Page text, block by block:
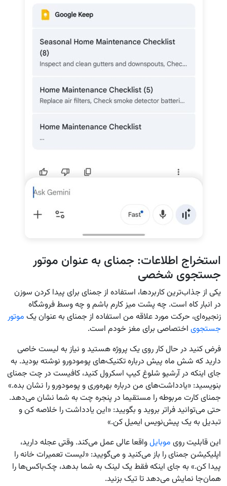
استخراج اطلاعات: جمنای به عنوان موتور
جستجوی شخصی
یکی از جذاب‌ترین کاربردها، استفاده از جمنای برای پیدا کردن سوزن
در انبار کاه است. چه پشت میز کارم باشم و چه وسط فروشگاه
زنجیره‌ای، حرکت مورد علاقه من استفاده از جمنای به عنوان یک موتور
جستجوی اختصاصی برای مغز خودم است.
فرض کنید در حال کار روی یک پروژه هستید و نیاز به لیست خاصی
دارید که شش ماه پیش درباره تکنیک‌های پومودورو نوشته بودید. به
جای اینکه در آرشیو شلوغ کیپ اسکرول کنید، کافیست در چت جمنای
بنویسید: «یادداشت‌های من درباره بهره‌وری و پومودورو را نشان بده.»
جمنای کارت مربوطه را مستقیما در پنجره چت به شما نشان می‌دهد.
حتی می‌توانید فراتر بروید و بگویید: «این یادداشت را خلاصه کن و
تبدیل به یک پیش‌نویس ایمیل کن.»
این قابلیت روی موبایلواقعا عالی عمل می‌کند. وقتی عجله دارید،
اپلیکیشن جمنای را باز می‌کنید و می‌گویید: «لیست تعمیرات خانه را
پیدا کن.» به جای اینکه فقط یک لینک به شما بدهد، چک‌باکس‌ها را
همان‌جا نمایش می‌دهد تا تیک بزنید.